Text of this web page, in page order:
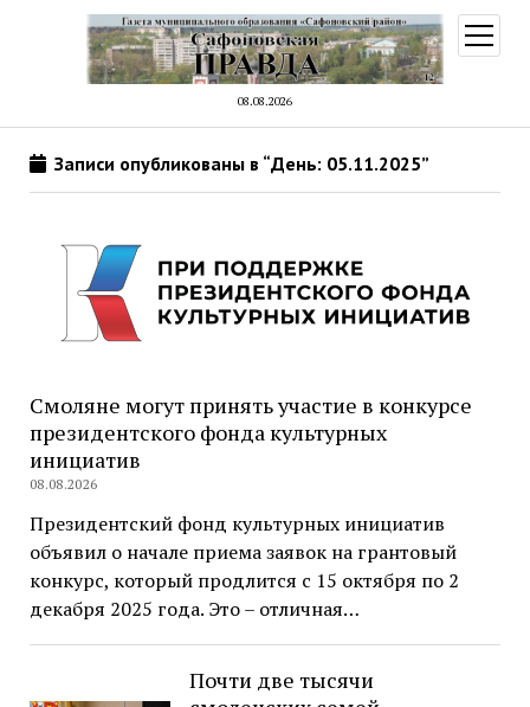
08.08.2026
меню
Записи опубликованы в “День: 05.11.2025”
Смоляне могут принять участие в конкурсе
президентского фонда культурных
инициатив
08.08.2026
Президентский фонд культурных инициатив
объявил о начале приема заявок на грантовый
конкурс, который продлится с 15 октября по 2
декабря 2025 года. Это – отличная…
Почти две тысячи